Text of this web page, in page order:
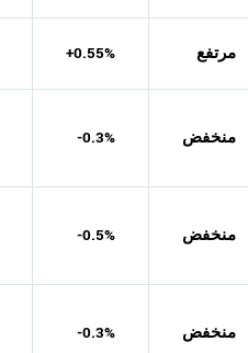
+0.55% مرتفع
-0.3% منخفض
-0.5% منخفض
-0.3% منخفض